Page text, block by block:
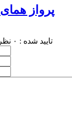
پرواز همای
تایید شده : ۰ نظر